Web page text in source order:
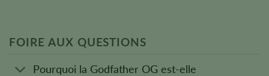
FOIRE AUX QUESTIONS
Pourquoi la Godfather OG est-elle